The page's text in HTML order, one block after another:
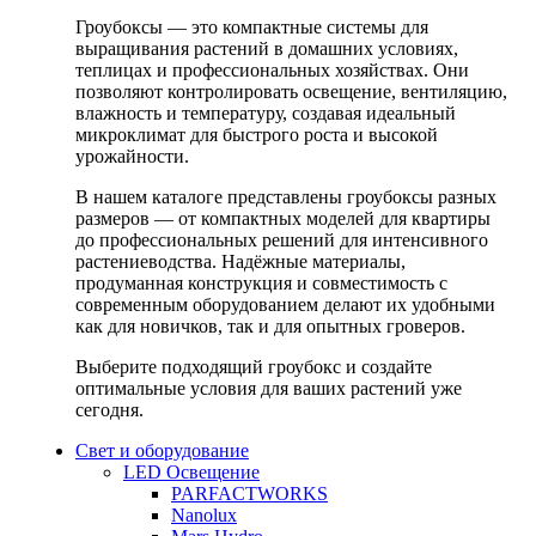
Гроубоксы — это компактные системы для
выращивания растений в домашних условиях,
теплицах и профессиональных хозяйствах. Они
позволяют контролировать освещение, вентиляцию,
влажность и температуру, создавая идеальный
микроклимат для быстрого роста и высокой
урожайности.
В нашем каталоге представлены гроубоксы разных
размеров — от компактных моделей для квартиры
до профессиональных решений для интенсивного
растениеводства. Надёжные материалы,
продуманная конструкция и совместимость с
современным оборудованием делают их удобными
как для новичков, так и для опытных гроверов.
Выберите подходящий гроубокс и создайте
оптимальные условия для ваших растений уже
сегодня.
Свет и оборудование
LED Освещение
PARFACTWORKS
Nanolux